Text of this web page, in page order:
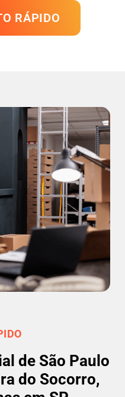
RÁPIDO
de São Paulo
do Socorro,